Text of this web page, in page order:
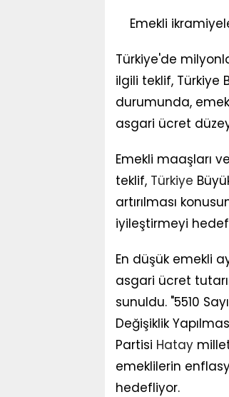
Emekli
Türkiye'de
ilgili teklif, Türkiye
durumunda,
asgari ücret
Emekli maaşları
teklif, Türkiye
artırılması
iyileştirmeyi
En düşük emekli
asgari ücret
sunuldu. "5510
Değişiklik
Partisi Hatay
emeklilerin
hedefliyor.